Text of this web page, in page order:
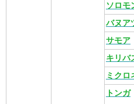
ソロモ
バヌア
サモア
キリバ
ミクロ
トンガ